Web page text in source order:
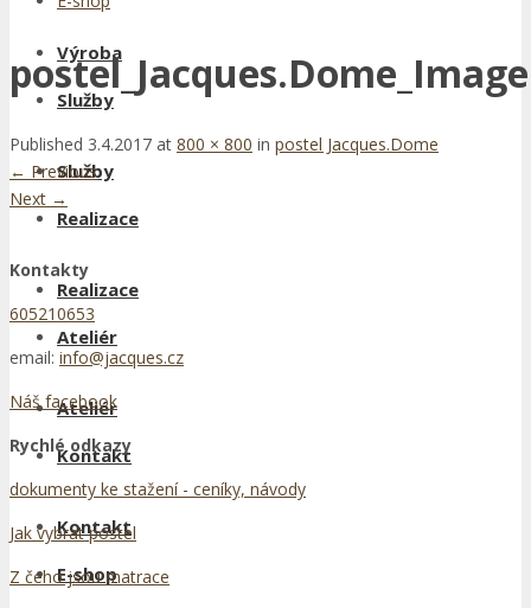
Služby
Realizace
Ateliér
Kontakt
E-shop
Výroba
Služby
Realizace
Ateliér
Kontakt
postel_Jacques.Dome_Image
Published 3.4.2017 at 800 × 800 in postel Jacques.Dome
← Previous
Next →
Kontakty
605210653
email: info@jacques.cz
Náš facebook
Rychlé odkazy
dokumenty ke stažení - ceníky, návody
Jak vybrat postel
Z čeho jsou matrace